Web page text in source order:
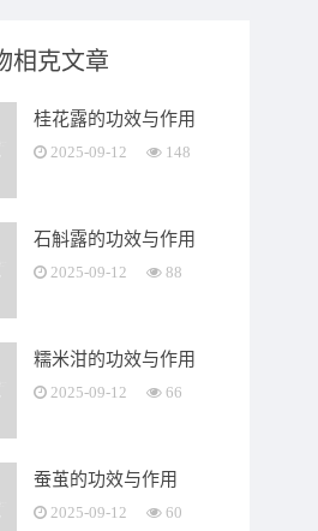
相克文章
桂花露的功效与作用
2025-09-12 148
石斛露的功效与作用
2025-09-12 88
糯米泔的功效与作用
2025-09-12 66
蚕茧的功效与作用
2025-09-12 60